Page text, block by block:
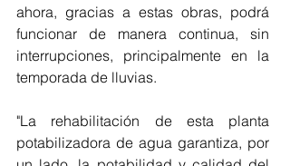
ahora, gracias a estas obras, podrá
funcionar de manera continua, sin
interrupciones, principalmente en la
temporada de lluvias.
"La rehabilitación de esta planta
potabilizadora de agua garantiza, por